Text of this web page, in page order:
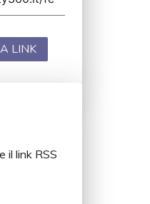
LINK
il link RSS